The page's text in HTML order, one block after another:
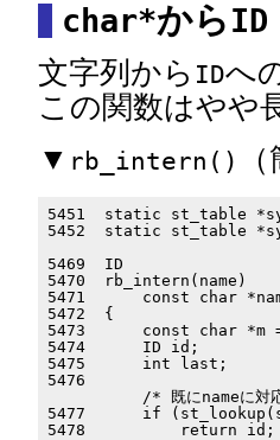
char*からID
文字列から IDへ
この関数はやや
▼ rb_intern()
5451  static st_table
5452  static st_table
5469  ID
5470  rb_intern(name)
5471      const char
5472  {
5473      const char *m =
5474      ID id;
5475      int last;
5476
/* 既にnameに対
5477      if
5478          return id;